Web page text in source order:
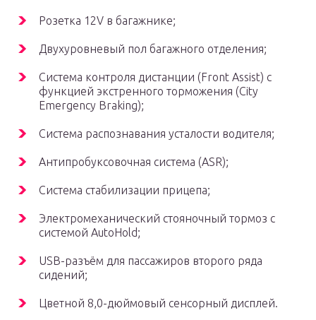
Розетка 12V в багажнике;
Двухуровневый пол багажного отделения;
Система контроля дистанции (Front Assist) с
функцией экстренного торможения (City
Emergency Braking);
Система распознавания усталости водителя;
Антипробуксовочная система (ASR);
Система стабилизации прицепа;
Электромеханический стояночный тормоз с
системой AutoHold;
USB-разъём для пассажиров второго ряда
сидений;
Цветной 8,0-дюймовый сенсорный дисплей.